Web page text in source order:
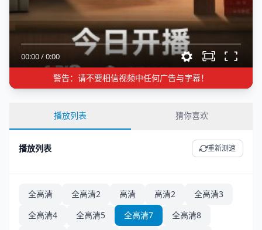
00:00/0:00
警告：请不要相信视频中任何广告与字幕！
播放列表 猜你喜欢
播放列表 重新测速
全高清 全高清2 高清 高清2
全高清3
全高清4
全高清5 全高清7
全高清8